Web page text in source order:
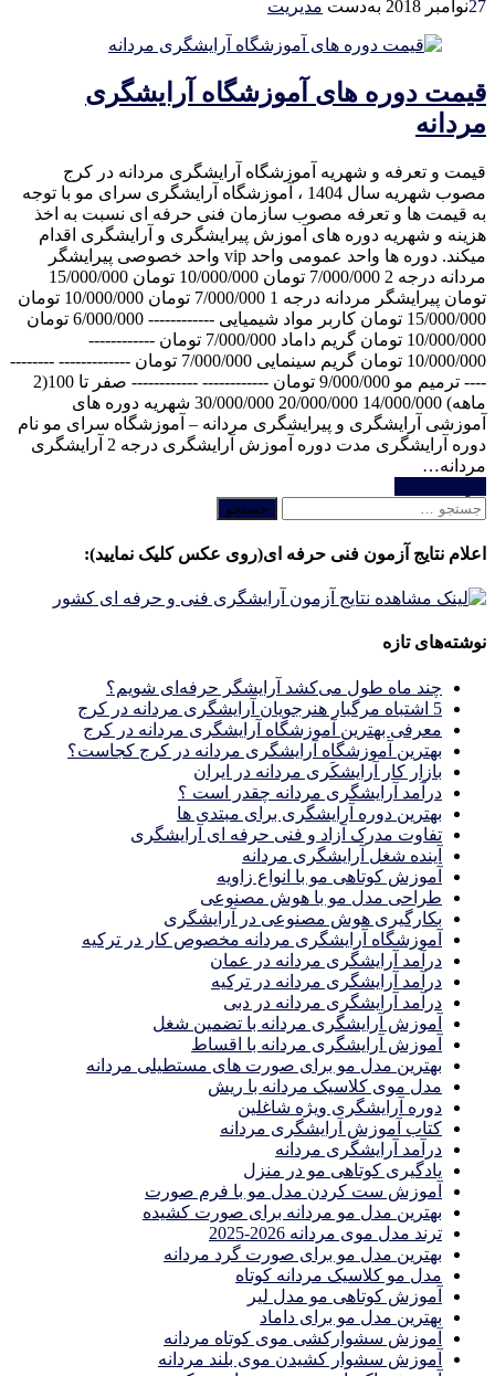
27نوامبر 2018 به‌دست مدیریت
قیمت دوره های آموزشگاه آرایشگری
مردانه
قیمت و تعرفه و شهریه آموزشگاه آرایشگری مردانه در کرج
مصوب شهریه سال 1404 ، آموزشگاه آرایشگری سرای مو با توجه
به قیمت ها و تعرفه مصوب سازمان فنی حرفه ای نسبت به اخذ
هزینه و شهریه دوره های آموزش پیرایشگری و آرایشگری اقدام
میکند. دوره ها واحد عمومی واحد vip واحد خصوصی پیرایشگر
مردانه درجه 2 7/000/000 تومان 10/000/000 تومان 15/000/000
تومان پیرایشگر مردانه درجه 1 7/000/000 تومان 10/000/000 تومان
15/000/000 تومان کاربر مواد شیمیایی ------------ 6/000/000 تومان
10/000/000 تومان گریم داماد 7/000/000 تومان ------------
10/000/000 تومان گریم سینمایی 7/000/000 تومان ------------- --------
---- ترمیم مو 9/000/000 تومان ------------ ------------ صفر تا 100(2
ماهه) 14/000/000 20/000/000 30/000/000 شهریه دوره های
آموزشی آرایشگری و پیرایشگری مردانه – آموزشگاه سرای مو نام
دوره آرایشگری مدت دوره آموزش آرایشگری درجه 2 آرایشگری
مردانه…
جستجو
اعلام نتایج آزمون فنی حرفه ای(روی عکس کلیک نمایید):
نوشته‌های تازه
چند ماه طول می‌کشد آرایشگر حرفه‌ای شویم؟
5 اشتباه مرگبار هنرجویان آرایشگری مردانه در کرج
معرفی بهترین آموزشگاه آرایشگری مردانه در کرج
بهترین آموزشگاه آرایشگری مردانه در کرج کجاست؟
بازار كار آرايشكَرى مردانه در ايران
درآمد آرایشگری مردانه چقدر است ؟
بهترین دوره آرایشگری برای مبتدی ها
تفاوت مدرک آزاد و فنی حرفه ای آرایشگری
آینده شغل آرایشگری مردانه
آموزش کوتاهی مو با انواع زاویه
طراحی مدل مو با هوش مصنوعی
بکارگیری هوش مصنوعی در آرایشگری
آموزشگاه آرایشگری مردانه مخصوص کار در ترکیه
درآمد آرایشگری مردانه در عمان
درآمد آرایشگری مردانه در ترکیه
درآمد آرایشگری مردانه در دبی
آموزش آرایشگری مردانه با تضمین شغل
آموزش آرایشگری مردانه با اقساط
بهترین مدل مو برای صورت های مستطیلی مردانه
مدل موی کلاسیک مردانه با ریش
دوره آرایشگری ویژه شاغلین
کتاب آموزش آرایشگری مردانه
درآمد آرایشگری مردانه
یادگیری كوتاهى مو در منزل
آموزش ست كردن مدل مو با فرم صورت
بهترین مدل مو مردانه برای صورت کشیده
ترند مدل موی مردانه 2026-2025
بهترين مدل مو براى صورت گرد مردانه
مدل مو کلاسیک مردانه کوتاه
آموزش کوتاهی مو مدل لیر
بهترین مدل مو برای داماد
آموزش سشوارکشی موی کوتاه مردانه
آموزش سشوار کشیدن موی بلند مردانه